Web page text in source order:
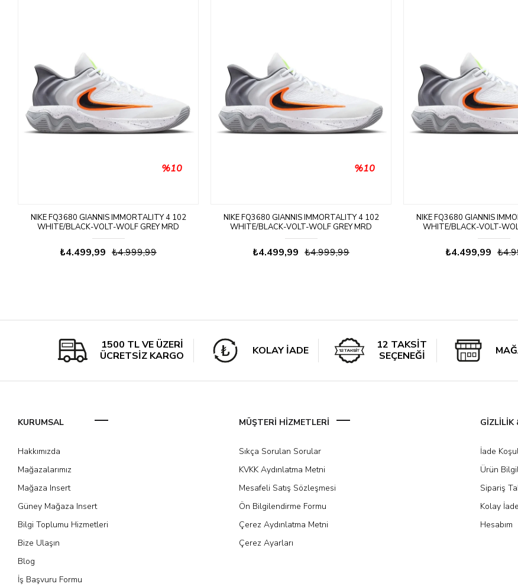
NIKE FQ3680 GIANNIS IMMORTALITY 4 102
WHITE/BLACK-VOLT-WOLF GREY MRD
BASKETBOL AYAKKABISI
₺4.499,99 ₺4.999,99
%10
NIKE FQ3680 GIANNIS IMMORTALITY 4 102
WHITE/BLACK-VOLT-WOLF GREY MRD
BASKETBOL AYAKKABISI
₺4.499,99 ₺4.999,99
%10
NIKE FQ3680 GIANNIS
WHITE/BLACK-VOLT-
BASKETBOL
₺4.499,99
1500 TL VE ÜZERİ
ÜCRETSİZ KARGO
KOLAY İADE
12 TAKSİT
SEÇENEĞİ
KURUMSAL
Hakkımızda
Mağazalarımız
Mağaza Insert
Güney Mağaza Insert
Bilgi Toplumu Hizmetleri
Bize Ulaşın
Blog
İş Başvuru Formu
MÜŞTERİ HİZMETLERİ
Sıkça Sorulan Sorular
KVKK Aydınlatma Metni
Mesafeli Satış Sözleşmesi
Ön Bilgilendirme Formu
Çerez Aydınlatma Metni
Çerez Ayarları
GİZLİLİK
İade
Ürün
Sipariş
Kolay İade
Hesabım